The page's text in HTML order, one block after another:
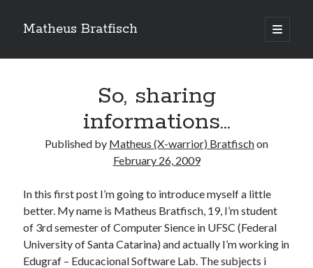
Matheus Bratfisch
open
primary
Sidebar
February 2009
F S S
2 3 4 5 6 7 8
9 10 11 12 13 14 15
So, sharing
informations…
Published by Matheus (X-warrior) Bratfischon
February 26, 2009
In this first post I’m going to introduce myself a little
better. My name is Matheus Bratfisch, 19, I’m student
of 3rd semester of Computer Sience in UFSC (Federal
University of Santa Catarina) and actually I’m working in
Edugraf – Educacional Software Lab. The subjects i